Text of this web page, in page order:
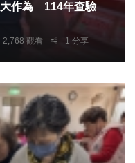
大作為 114年查驗
2,768 觀看 1 分享